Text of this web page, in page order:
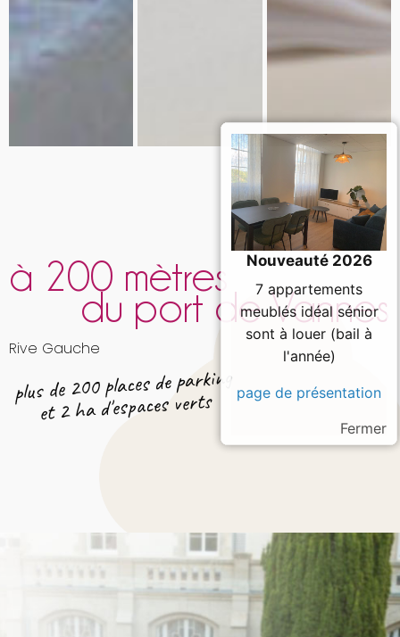
à 200 mètres
du port de Vannes
Rive Gauche
plus de 200 places de parking
et 2 ha d'espaces verts
Nouveauté 2026
7 appartements
meublés idéal sénior
sont à louer (bail à
page de présentation